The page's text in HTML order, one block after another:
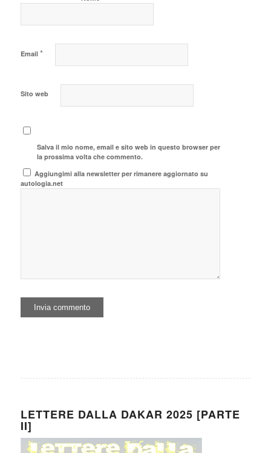
Email *
Sito web
Salva il mio nome, email e sito web in questo browser per
la prossima volta che commento.
Aggiungimi alla newsletter per rimanere aggiornato su
autologia.net
LETTERE DALLA DAKAR 2025 [PARTE
II]